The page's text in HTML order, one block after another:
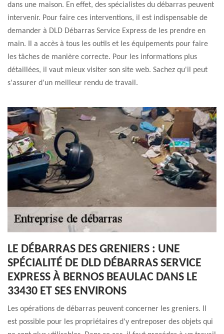
dans une maison. En effet, des spécialistes du débarras peuvent
intervenir. Pour faire ces interventions, il est indispensable de
demander à DLD Débarras Service Express de les prendre en
main. Il a accès à tous les outils et les équipements pour faire
les tâches de manière correcte. Pour les informations plus
détaillées, il vaut mieux visiter son site web. Sachez qu'il peut
s'assurer d'un meilleur rendu de travail.
LE DÉBARRAS DES GRENIERS : UNE
SPÉCIALITÉ DE DLD DÉBARRAS SERVICE
EXPRESS À BERNOS BEAULAC DANS LE
33430 ET SES ENVIRONS
Les opérations de débarras peuvent concerner les greniers. Il
est possible pour les propriétaires d'y entreposer des objets qui